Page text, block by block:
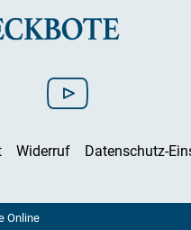
Widerruf Datenschutz-
Online